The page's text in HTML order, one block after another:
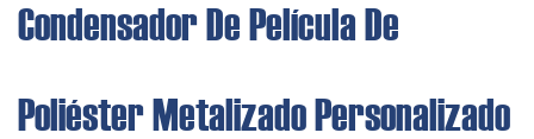
Condensador De Película De
Poliéster Metalizado Personalizado